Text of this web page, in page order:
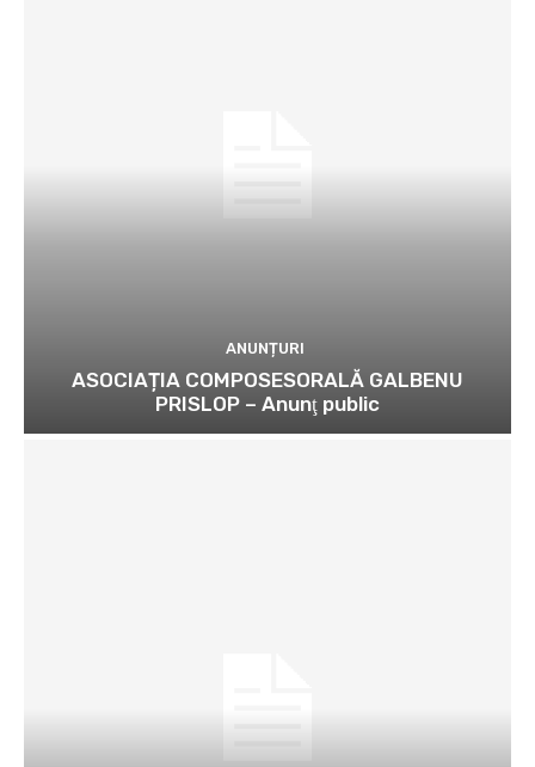
ANUNȚURI
ASOCIAȚIA COMPOSESORALĂ GALBENU
PRISLOP – Anunţ public